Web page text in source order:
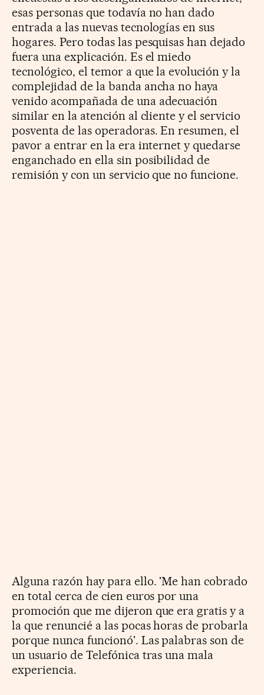
esas personas que todavía no han dado
entrada a las nuevas tecnologías en sus
hogares. Pero todas las pesquisas han dejado
fuera una explicación. Es el miedo
tecnológico, el temor a que la evolución y la
complejidad de la banda ancha no haya
venido acompañada de una adecuación
similar en la atención al cliente y el servicio
posventa de las operadoras. En resumen, el
pavor a entrar en la era internet y quedarse
enganchado en ella sin posibilidad de
remisión y con un servicio que no funcione.
Alguna razón hay para ello. 'Me han cobrado
en total cerca de cien euros por una
promoción que me dijeron que era gratis y a
la que renuncié a las pocas horas de probarla
porque nunca funcionó'. Las palabras son de
un usuario de Telefónica tras una mala
experiencia.